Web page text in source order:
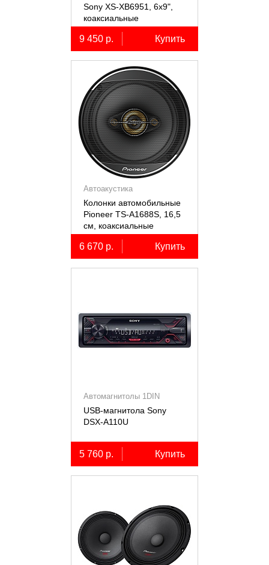
Sony XS-XB6951, 6х9",
коаксиальные
пятиполосные, 2 шт.
9 450 р. Купить
Автоакустика
Колонки автомобильные
Pioneer TS-A1688S, 16,5
см, коаксиальные
четырёхполосные, 2 шт.
6 670 р. Купить
Автомагнитолы 1DIN
USB-магнитола Sony
DSX-A110U
5 760 р. Купить